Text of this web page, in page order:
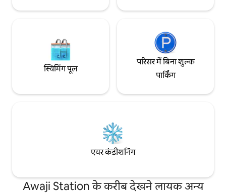
लाइन पर तीन स्टेशन पैदल दूरी के भीतर हैं, और
के पसंदीदा ढेर सारे स्वादिष्ट रेस्टोरेंट वाली एक खास
मिनट की दूरी पर (शिंकनसेन, जेआर, ओसाका मेट्रो
मिडोसुजी लाइन) हिगाशी-योडोगावा स्टेशन (JR) से
(ओसाका मेट्रो मिदोसुजी लाइन) से 8 मिनट की पैदल
बाथटब (सिरेमिक
"चिदोरिबाशी स्टेशन"
पैदल दूरी पर स्थित है।
मिनट की दूरी पर है।
में नांबा स्टेशन,
सकते हैं। आप कम
स्विमिंग पूल
परिसर में बिना शुल्क
पार्किंग
एयर कंडीशनिंग
Awaji Station के करीब देखने लायक अन्य